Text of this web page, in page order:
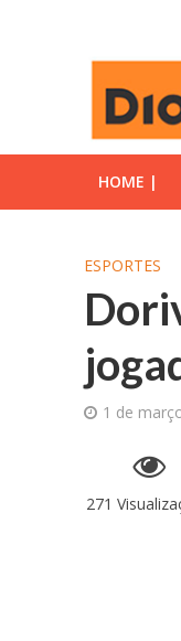
HOME |
ESPORTES
1 de
271